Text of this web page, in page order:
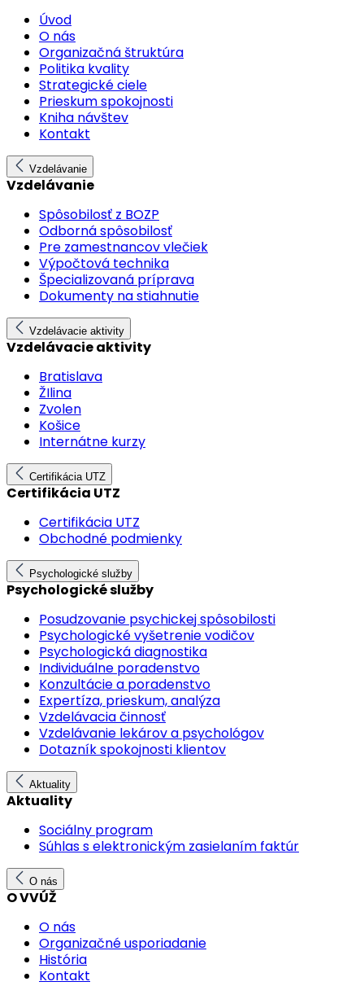
Úvod
O nás
Organizačná štruktúra
Politika kvality
Strategické ciele
Prieskum spokojnosti
Kniha návštev
Kontakt
Vzdelávanie
Vzdelávanie
Spôsobilosť z BOZP
Odborná spôsobilosť
Pre zamestnancov vlečiek
Výpočtová technika
Špecializovaná príprava
Dokumenty na stiahnutie
Vzdelávacie aktivity
Vzdelávacie aktivity
Bratislava
ŽIlina
Zvolen
Košice
Internátne kurzy
Certifikácia UTZ
Certifikácia UTZ
Certifikácia UTZ
Obchodné podmienky
Psychologické služby
Psychologické služby
Posudzovanie psychickej spôsobilosti
Psychologické vyšetrenie vodičov
Psychologická diagnostika
Individuálne poradenstvo
Konzultácie a poradenstvo
Expertíza, prieskum, analýza
Vzdelávacia činnosť
Vzdelávanie lekárov a psychológov
Dotazník spokojnosti klientov
Aktuality
Aktuality
Sociálny program
Súhlas s elektronickým zasielaním faktúr
O nás
O VVÚŽ
O nás
Organizačné usporiadanie
História
Kontakt